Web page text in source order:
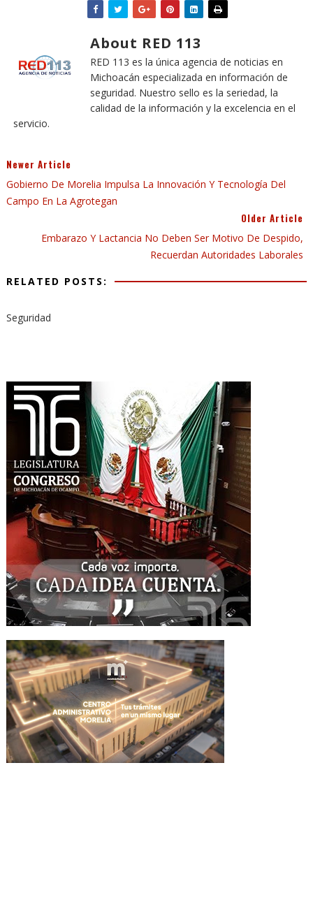
About RED 113
RED 113 es la única agencia de noticias en
Michoacán especializada en información de
seguridad. Nuestro sello es la seriedad, la
calidad de la información y la excelencia en el
servicio.
Newer Article
Gobierno De Morelia Impulsa La Innovación Y Tecnología Del
Campo En La Agrotegan
Older Article
Embarazo Y Lactancia No Deben Ser Motivo De Despido,
Recuerdan Autoridades Laborales
RELATED POSTS:
Seguridad